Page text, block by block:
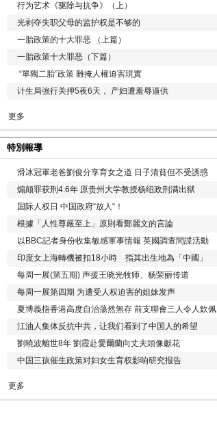
行为艺术《驱除与抗争》（上）
光剥夺失职父母的监护权是不够的
一胎政策的十大罪恶 （上篇）
一胎政策十大罪恶（下篇）
“單獨二胎”政策 難掩人權迫害現實
计生局強行关押5夜6天， 产妇遭羞辱逼供
更多
特別報導
滑冰冠軍老爸劉俊分享育女之道 日子清貧但不受誘惑
煽颠罪获刑4.6年 原贵州大学教授杨绍政刑满出狱
国际人权日 中国政府“放人“！
根據「人性尊嚴至上」原則看鄭麗文的言論
以BBC記者身份收集敏感軍事情報 英國調查間諜活動
印度女上海轉機被扣18小時 指其出生地為「中國」
每周一展(第五期) 声援王晓光牧师、杨荣丽传道
每周一展第四期 为遭受人权迫害的姐妹发声
夏博義指香港高度自治蕩然無存 前支聯會三人令人欽佩
江油人集体反抗中共，让我们看到了中国人的希望
劉曉波離世8年 劉霞赴愛爾蘭向丈夫頭像獻花
中国三孩催生政策对妇女生育权影响研究报告
更多